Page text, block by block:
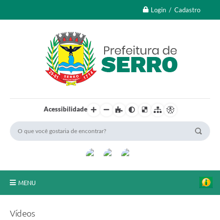
Login / Cadastro
Acessibilidade
MENU
Vídeos